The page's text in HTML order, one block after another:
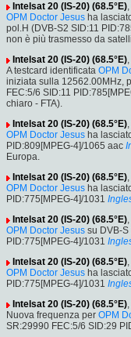
Intelsat 20 (IS-20) (68.5°E)
OPM Doctor Jesus ha
pol.H (DVB-S2 SID:11
non è più trasmesso da
Intelsat 20 (IS-20) (68.5°E)
A testcard identificata OPM
iniziata sulla 12562.00MHz,
FEC:5/6 SID:11
chiaro - FTA).
Intelsat 20 (IS-20) (68.5°E)
OPM Doctor Jesus ha
PID:809[MPEG-4]/1065 aac
Europa.
Intelsat 20 (IS-20) (68.5°E)
OPM Doctor Jesus ha
PID:775[MPEG-4]/1031
Intelsat 20 (IS-20) (68.5°E)
OPM Doctor Jesus su DVB-
PID:775[MPEG-4]/1031
Intelsat 20 (IS-20) (68.5°E)
OPM Doctor Jesus ha
PID:775[MPEG-4]/1031
Intelsat 20 (IS-20) (68.5°E)
Nuova frequenza per OPM
SR:29990 FEC:5/6 SID:29